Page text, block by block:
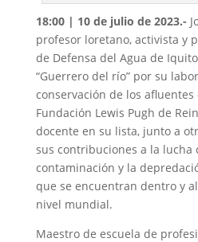
18:00 | 10 de julio de 2023.-
profesor loretano, activista y
de Defensa del Agua de
“Guerrero del río” por su
conservación de los afluentes
Fundación Lewis Pugh de
docente en su lista, junto a
sus contribuciones a la lucha
contaminación y la
que se encuentran dentro y
nivel mundial.
Maestro de escuela de